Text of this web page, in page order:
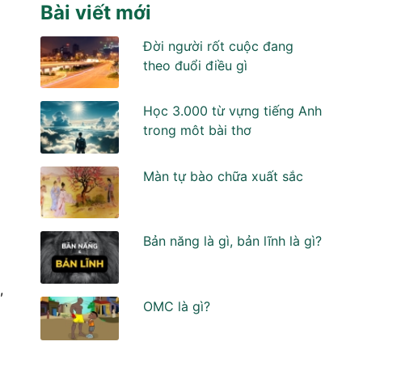
,
Bài viết mới
Đời người rốt cuộc đang
theo đuổi điều gì
Học 3.000 từ vựng tiếng Anh
trong môt bài thơ
Màn tự bào chữa xuất sắc
Bản năng là gì, bản lĩnh là gì?
OMC là gì?